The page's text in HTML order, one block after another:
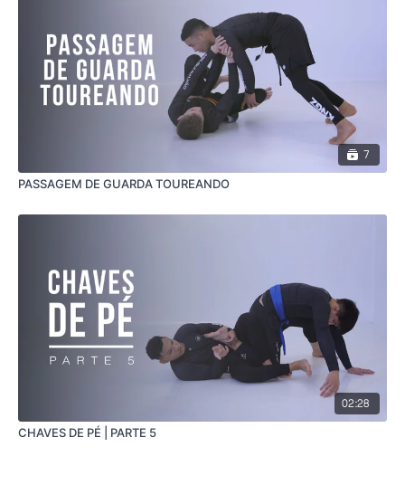
7
PASSAGEM DE GUARDA TOUREANDO
02:28
CHAVES DE PÉ | PARTE 5